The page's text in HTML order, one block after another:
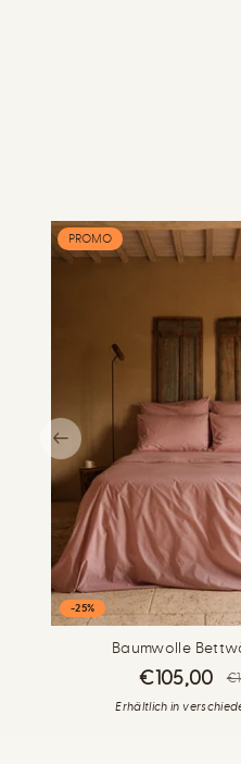
-25%
PROMO
Baumwolle
€105,00
Erhältlich in